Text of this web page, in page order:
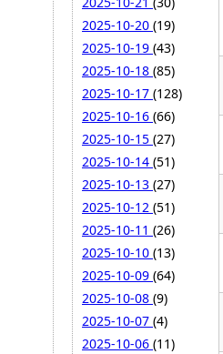
2025-10-20 (19)
2025-10-19 (43)
2025-10-18 (85)
2025-10-17 (128)
2025-10-16 (66)
2025-10-15 (27)
2025-10-14 (51)
2025-10-13 (27)
2025-10-12 (51)
2025-10-11 (26)
2025-10-10 (13)
2025-10-09 (64)
2025-10-08 (9)
2025-10-07 (4)
2025-10-06 (11)